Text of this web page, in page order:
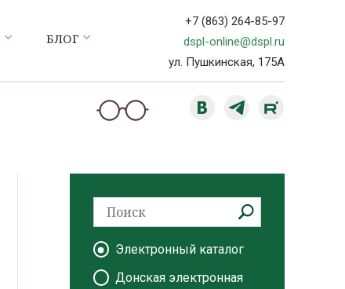
БЛОГ
+7 (863) 264-85-97
dspl-online@dspl.ru
ул. Пушкинская, 175А
Электронный каталог
Донская электронная